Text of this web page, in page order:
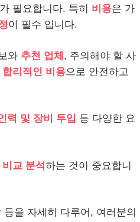
필요합니다. 특히 비용은 가
이 필수 입니다.
와 추천 업체 , 주의해야 할 사
합리적인 비용으로 안전하고
력 및 장비 투입 등 다양한 요
비교 분석하는 것이 중요합니
등을 자세히 다루어, 여러분의